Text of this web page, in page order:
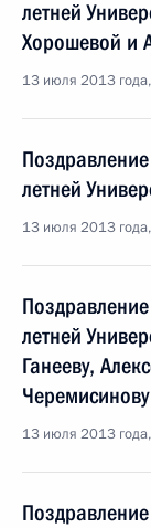
летней
Хорошевой и
13 июля 2013
летней
13 июля 2013
летней
Ганееву,
Черемисинову
13 июля 2013